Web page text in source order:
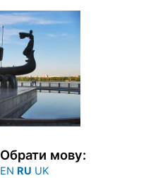
Обрати мову:
EN RU UK